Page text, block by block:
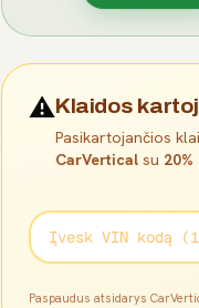
⚠️Klaidos
Pasikartojančios
CarVertical su
Paspaudus atsidarys